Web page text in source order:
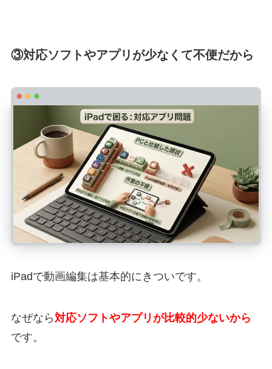
③対応ソフトやアプリが少なくて不便だから
iPadで動画編集は基本的にきついです。
なぜなら対応ソフトやアプリが比較的少ないから
です。